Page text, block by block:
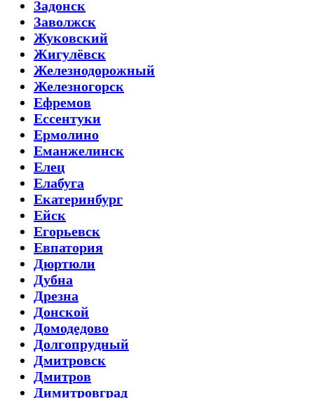
Задонск
Заволжск
Жуковский
Жигулёвск
Железнодорожный
Железногорск
Ефремов
Ессентуки
Ермолино
Еманжелинск
Елец
Елабуга
Екатеринбург
Ейск
Егорьевск
Евпатория
Дюртюли
Дубна
Дрезна
Донской
Домодедово
Долгопрудный
Дмитровск
Дмитров
Димитровград